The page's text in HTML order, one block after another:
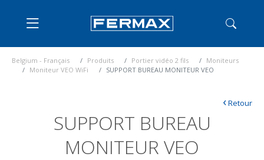
Belgium - Français Produits Portier vidéo 2 fils
Moniteurs
Moniteur VEO WiFi
SUPPORT BUREAU MONITEUR VEO
SUPPORT BUREAU
MONITEUR VEO
‹Retour